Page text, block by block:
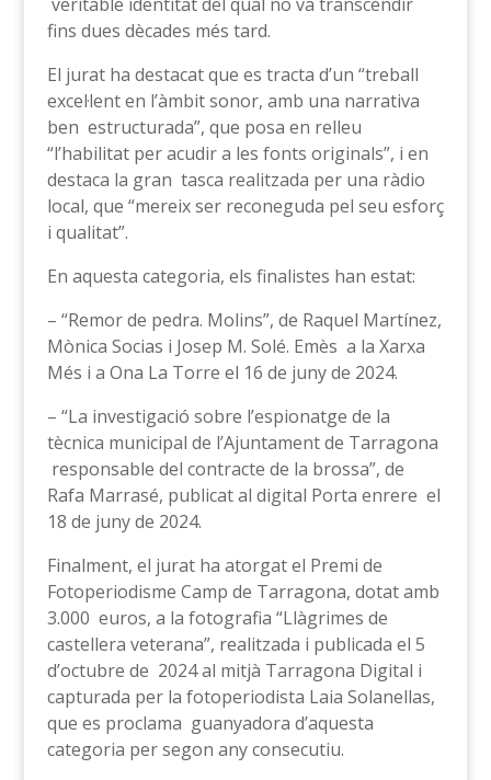
fins dues dècades més tard.
El jurat ha destacat que es tracta d’un “treball
excel·lent en l’àmbit sonor, amb una narrativa
ben estructurada”, que posa en relleu
“l’habilitat per acudir a les fonts originals”, i en
destaca la gran tasca realitzada per una ràdio
local, que “mereix ser reconeguda pel seu esforç
i qualitat”.
En aquesta categoria, els finalistes han estat:
– “Remor de pedra. Molins”, de Raquel Martínez,
Mònica Socias i Josep M. Solé. Emès a la Xarxa
Més i a Ona La Torre el 16 de juny de 2024.
– “La investigació sobre l’espionatge de la
tècnica municipal de l’Ajuntament de Tarragona
responsable del contracte de la brossa”, de
Rafa Marrasé, publicat al digital Porta enrere el
18 de juny de 2024.
Finalment, el jurat ha atorgat el Premi de
Fotoperiodisme Camp de Tarragona, dotat amb
3.000 euros, a la fotografia “Llàgrimes de
castellera veterana”, realitzada i publicada el 5
d’octubre de 2024 al mitjà Tarragona Digital i
capturada per la fotoperiodista Laia Solanellas,
que es proclama guanyadora d’aquesta
categoria per segon any consecutiu.